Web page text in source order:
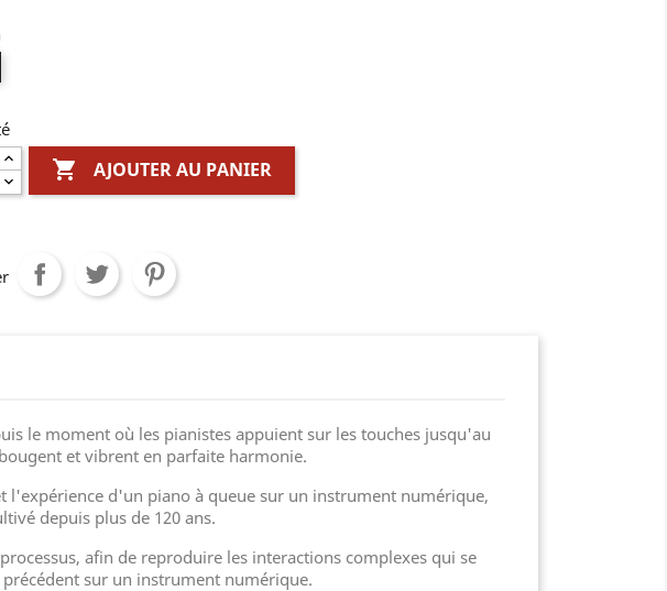
 AJOUTER AU PANIER
le moment où les pianistes appuient sur les touches jusqu'au
et vibrent en parfaite harmonie.
l'expérience d'un piano à queue sur un instrument numérique,
depuis plus de 120 ans.
afin de reproduire les interactions complexes qui se
sur un instrument numérique.